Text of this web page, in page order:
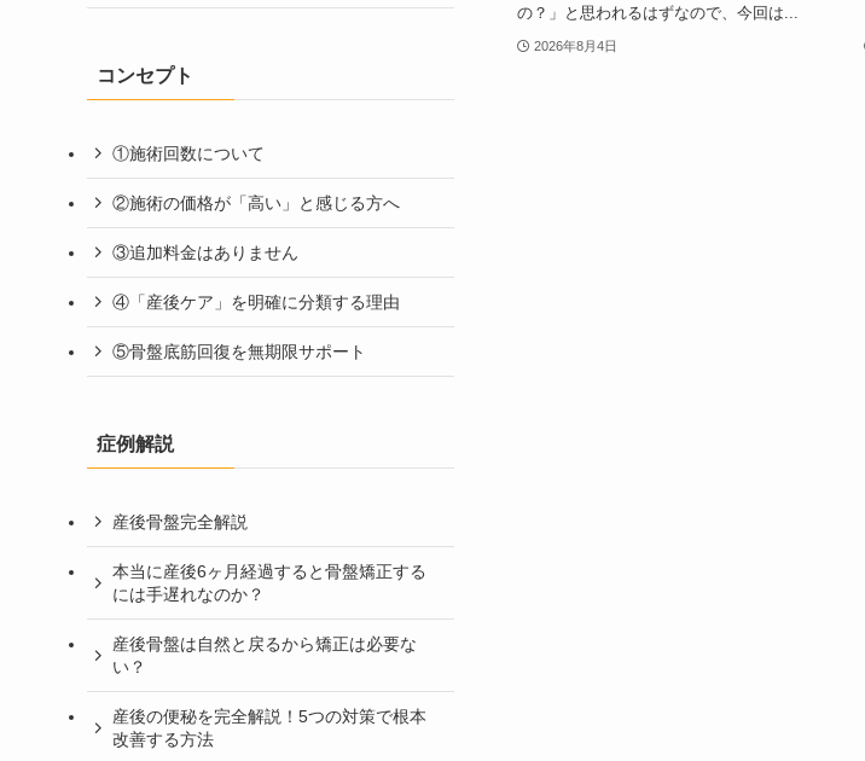
の？」と思われるはずなので、今回は...
2026年8月4日
コンセプト
①施術回数について
②施術の価格が「高い」と感じる方へ
③追加料金はありません
④「産後ケア」を明確に分類する理由
⑤骨盤底筋回復を無期限サポート
症例解説
産後骨盤完全解説
本当に産後6ヶ月経過すると骨盤矯正する
には手遅れなのか？
産後骨盤は自然と戻るから矯正は必要な
い？
産後の便秘を完全解説！5つの対策で根本
改善する方法